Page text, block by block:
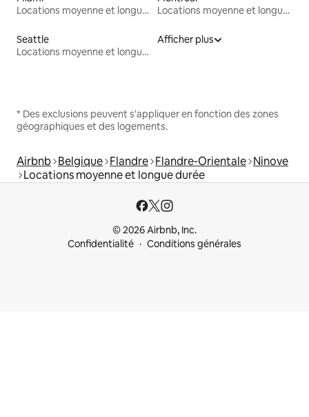
Locations moyenne et longue durée
Locations moyenne et longue durée
Seattle
Locations moyenne et longue durée
Afficher plus
* Des exclusions peuvent s'appliquer en fonction des zones
géographiques et des logements.
Airbnb Belgique Flandre Flandre-Orientale Ninove
Locations moyenne et longue durée
© 2026 Airbnb, Inc.
Confidentialité
Conditions générales